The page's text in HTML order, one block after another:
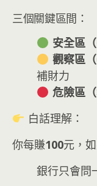
三個關鍵區間：
安全區（
觀察區
補財力
危險區（
白話理解：
你每賺100元，
銀行只會問